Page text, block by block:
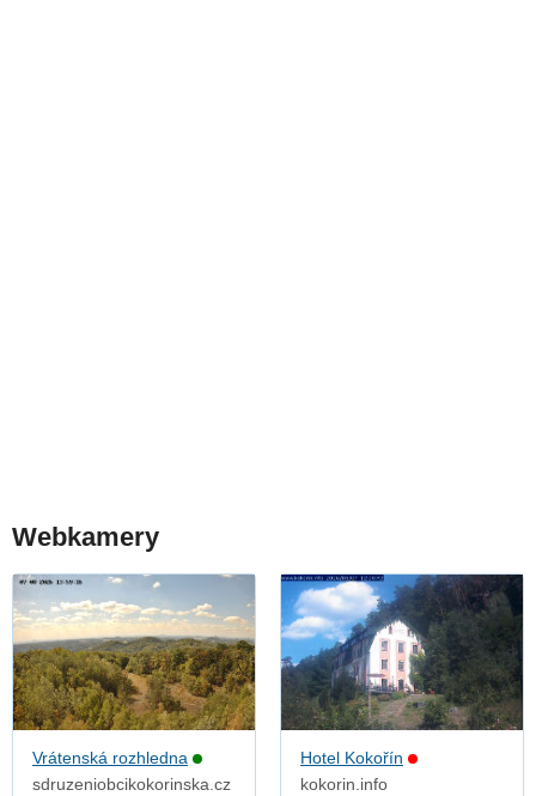
Webkamery
Vrátenská rozhledna
sdruzeniobcikokorinska.cz
Hotel Kokořín
kokorin.info